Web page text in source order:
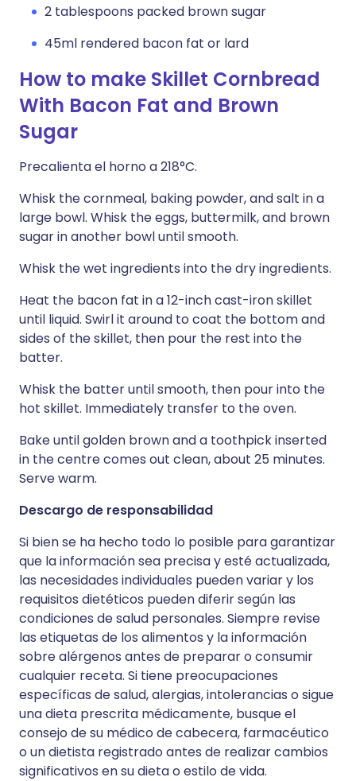
2 tablespoons packed brown sugar
45ml rendered bacon fat or lard
How to make Skillet Cornbread
With Bacon Fat and Brown
Sugar
Precalienta el horno a 218°C.
Whisk the cornmeal, baking powder, and salt in a
large bowl. Whisk the eggs, buttermilk, and brown
sugar in another bowl until smooth.
Whisk the wet ingredients into the dry ingredients.
Heat the bacon fat in a 12-inch cast-iron skillet
until liquid. Swirl it around to coat the bottom and
sides of the skillet, then pour the rest into the
batter.
Whisk the batter until smooth, then pour into the
hot skillet. Immediately transfer to the oven.
Bake until golden brown and a toothpick inserted
in the centre comes out clean, about 25 minutes.
Serve warm.
Descargo de responsabilidad
Si bien se ha hecho todo lo posible para garantizar
que la información sea precisa y esté actualizada,
las necesidades individuales pueden variar y los
requisitos dietéticos pueden diferir según las
condiciones de salud personales. Siempre revise
las etiquetas de los alimentos y la información
sobre alérgenos antes de preparar o consumir
cualquier receta. Si tiene preocupaciones
específicas de salud, alergias, intolerancias o sigue
una dieta prescrita médicamente, busque el
consejo de su médico de cabecera, farmacéutico
o un dietista registrado antes de realizar cambios
significativos en su dieta o estilo de vida.